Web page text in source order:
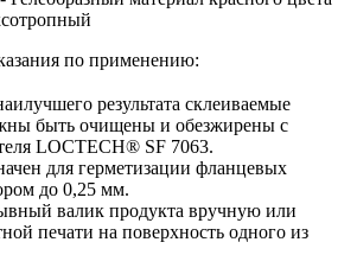
по применению:
результата склеиваемые
быть очищены и обезжирены с
LOCTECH® SF 7063.
для герметизации фланцевых
до 0,25 мм.
валик продукта вручную или
печати на поверхность одного из